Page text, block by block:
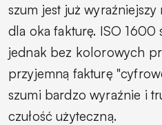
szum jest już
dla oka fakturę. ISO 1600
jednak bez kolorowych
przyjemną fakturę
szumi bardzo wyraźnie i
czułość użyteczną.